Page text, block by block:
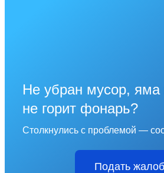
Не убран мусор, яма
не горит фонарь?
Столкнулись с проблемой —
Подать